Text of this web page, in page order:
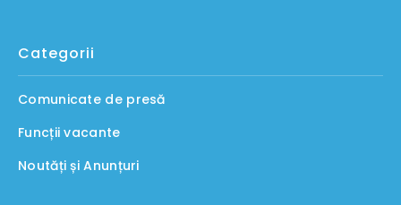
Categorii
Comunicate de presă
Funcții vacante
Noutăți și Anunțuri